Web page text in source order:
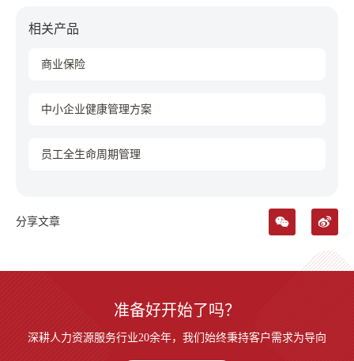
相关产品
商业保险
中小企业健康管理方案
员工全生命周期管理
分享文章
准备好开始了吗？
深耕人力资源服务行业20余年，我们始终秉持客户需求为导向